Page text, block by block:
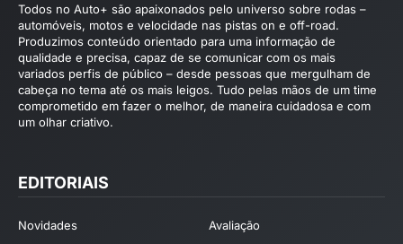
Todos no Auto+ são apaixonados pelo universo sobre rodas –
automóveis, motos e velocidade nas pistas on e off-road.
Produzimos conteúdo orientado para uma informação de
qualidade e precisa, capaz de se comunicar com os mais
variados perfis de público – desde pessoas que mergulham de
cabeça no tema até os mais leigos. Tudo pelas mãos de um time
comprometido em fazer o melhor, de maneira cuidadosa e com
um olhar criativo.
EDITORIAIS
Novidades
Avaliação